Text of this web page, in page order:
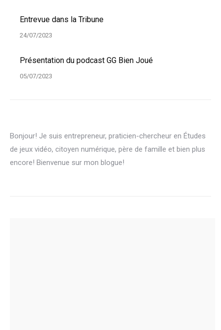
Entrevue dans la Tribune
24/07/2023
Présentation du podcast GG Bien Joué
05/07/2023
Bonjour! Je suis entrepreneur, praticien-chercheur en Études
de jeux vidéo, citoyen numérique, père de famille et bien plus
encore! Bienvenue sur mon blogue!